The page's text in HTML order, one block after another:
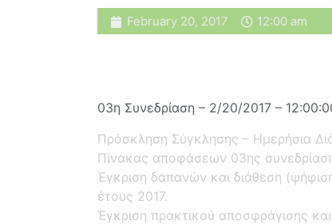
February 20, 2017 12:00 am
03η Συνεδρίαση – 2/20/2017 –
Πρόσκληση Σύγκλησης – Ημερήσια
Πίνακας αποφάσεων 03ης
Έγκριση δαπανών και διάθεση
έτους 2017.
Έγκριση πρακτικού αποσφράγισης